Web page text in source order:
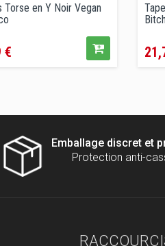
Torse en Y Noir Vegan
€
Emballage discret et
Protection anti-